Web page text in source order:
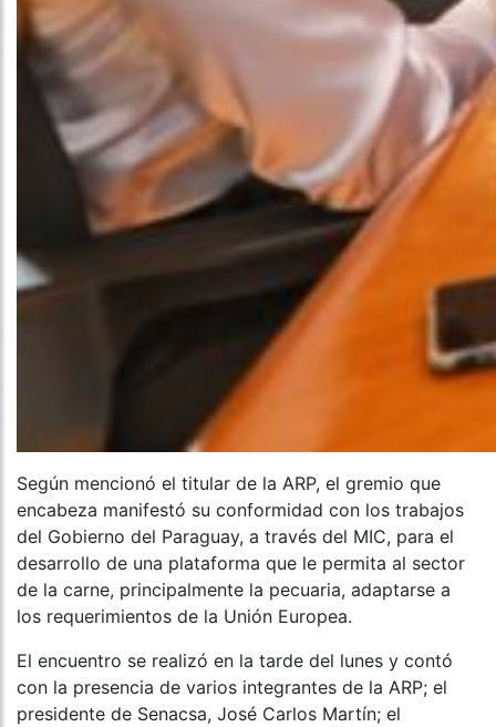
Según mencionó el titular de la ARP, el gremio que
encabeza manifestó su conformidad con los trabajos
del Gobierno del Paraguay, a través del MIC, para el
desarrollo de una plataforma que le permita al sector
de la carne, principalmente la pecuaria, adaptarse a
los requerimientos de la Unión Europea.
El encuentro se realizó en la tarde del lunes y contó
con la presencia de varios integrantes de la ARP; el
presidente de Senacsa, José Carlos Martín; el